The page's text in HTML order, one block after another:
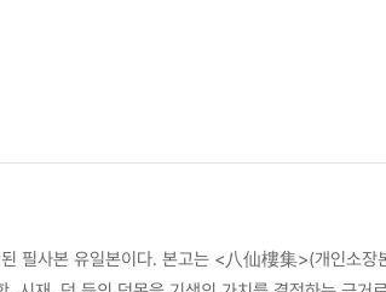
필사본 유일본이다. 본고는 <八仙樓集>(개인소